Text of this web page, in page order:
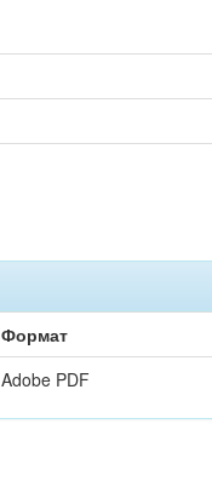
Формат
Adobe PDF